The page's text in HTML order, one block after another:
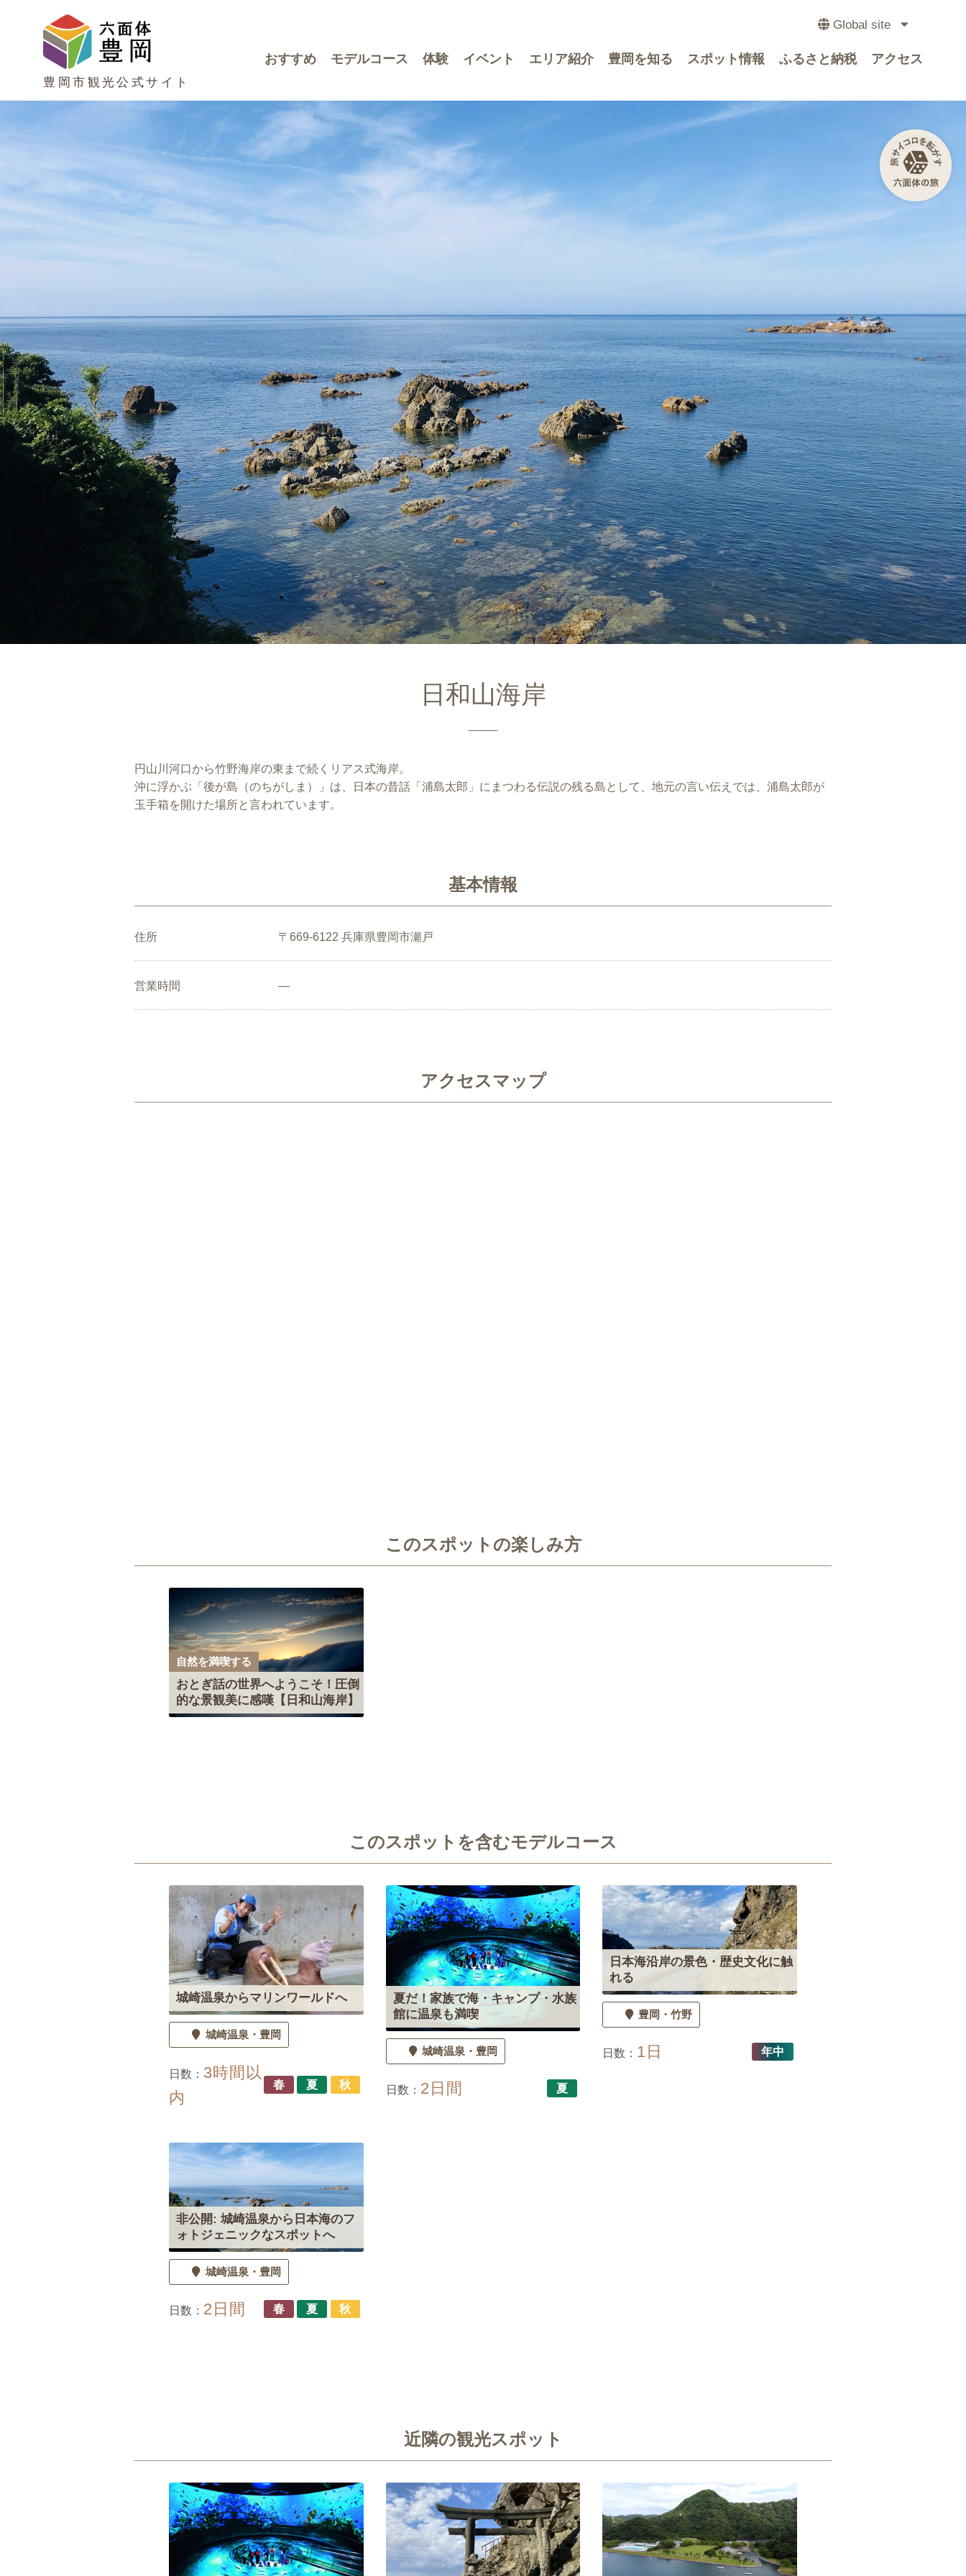
豊岡市観光公式サイト
Global site
おすすめ モデルコース 体験 イベント エリア紹介 豊岡を知る スポット情報 ふるさと納税 アクセス
日和山海岸
円山川河口から竹野海岸の東まで続くリアス式海岸。
沖に浮かぶ「後が島（のちがしま）」は、日本の昔話「浦島太郎」にまつわる伝説の残る島として、地元の言い伝えでは、浦島太郎が
玉手箱を開けた場所と言われています。
基本情報
住所 〒669-6122 兵庫県豊岡市瀬戸
営業時間 ―
アクセスマップ
このスポットの楽しみ方
自然を満喫する
おとぎ話の世界へようこそ！圧倒
的な景観美に感嘆【日和山海岸】
このスポットを含むモデルコース
城崎温泉からマリンワールドへ
城崎温泉 豊岡
日数： 3時間以
内
春 夏 秋
夏だ！家族で海・キャンプ・水族
館に温泉も満喫
城崎温泉 豊岡
日数： 2日間 夏
日本海沿岸の景色・歴史文化に触
れる
豊岡 竹野
日数： 1日 年中
非公開: 城崎温泉から日本海のフ
ォトジェニックなスポットへ
城崎温泉 豊岡
日数： 2日間 春 夏 秋
近隣の観光スポット